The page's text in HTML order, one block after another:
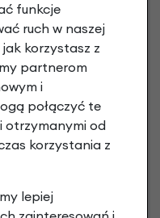
płacisz
funkcje
ruch w naszej
korzystasz z
partnerom
i
połączyć te
otrzymanymi od
korzystania z
lepiej